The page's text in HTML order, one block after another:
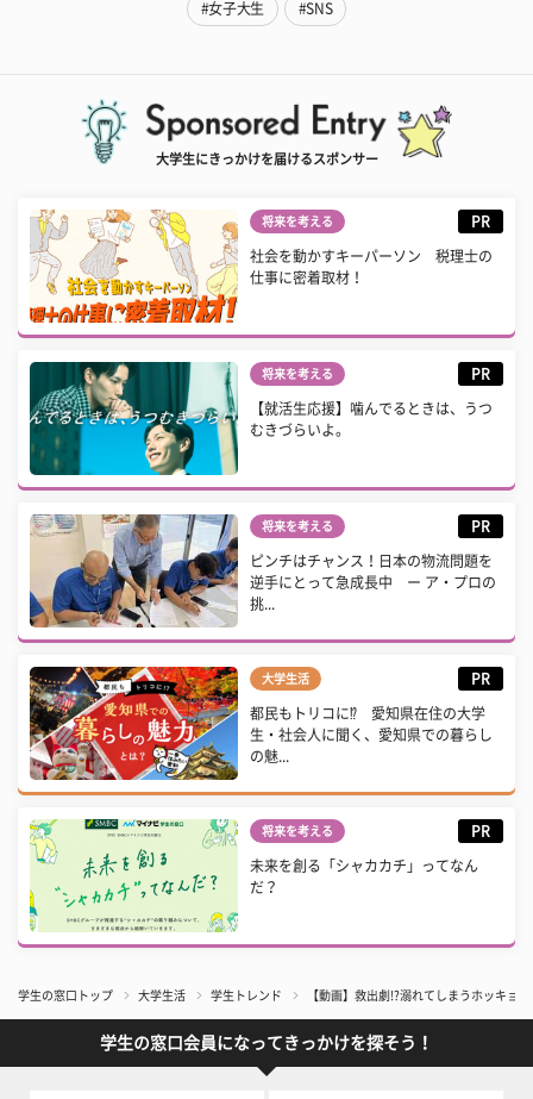
#女子大生 #SNS
大学生にきっかけを届けるスポンサー
将来を考える PR
社会を動かすキーパーソン 税理士の
仕事に密着取材！
将来を考える PR
【就活生応援】噛んでるときは、うつ
むきづらいよ。
将来を考える PR
ピンチはチャンス！日本の物流問題を
逆手にとって急成長中 ー ア・プロの
挑...
大学生活 PR
都民もトリコに⁉ 愛知県在住の大学
生・社会人に聞く、愛知県での暮らし
の魅...
将来を考える PR
未来を創る「シャカカチ」ってなん
だ？
学生の窓口トップ 大学生活 学生トレンド 【動画】救出劇!?溺れてしまうホッキョ
学生の窓口会員になってきっかけを探そう！